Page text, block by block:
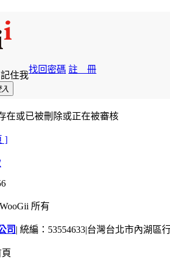
記住我
找回密碼 註 冊
入
在或已被刪除或正在被審核
]
所有
司 | 統編：53554633|台灣台北市內湖區